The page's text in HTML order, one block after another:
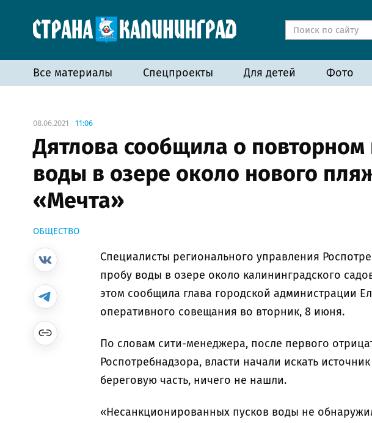
Все материалы Спецпроекты Для детей Фото
08.06.2021 11:06
Дятлова сообщила о повторном
воды в озере около нового
«Мечта»
ОБЩЕСТВО
Специалисты регионального управления
пробу воды в озере около калининградского
этом сообщила глава городской администрации
оперативного совещания во вторник, 8 июня.
По словам сити-менеджера, после первого
Роспотребнадзора, власти начали искать
береговую часть, ничего не нашли.
«Несанкционированных пусков воды не